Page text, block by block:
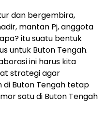
dan bergembira,
mantan Pj, anggota
itu suatu bentuk
untuk Buton Tengah.
ini harus kita
strategi agar
Buton Tengah tetap
satu di Buton Tengah